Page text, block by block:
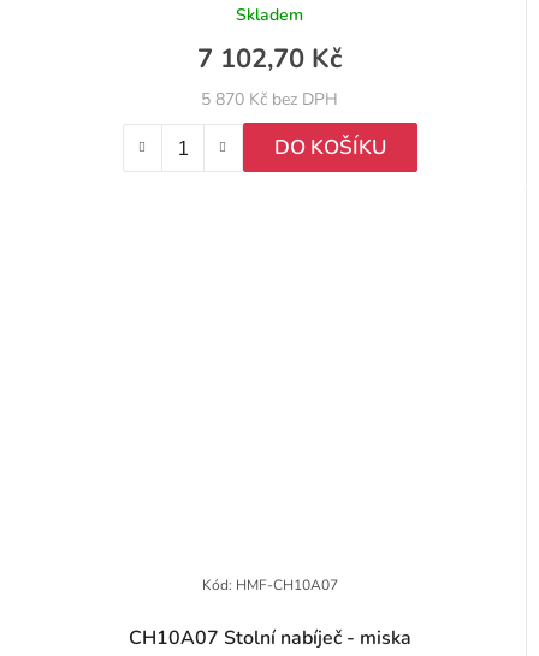
Skladem
5 870 Kč bez DPH
7 102,70 Kč
DO KOŠÍKU
CH10A07 Stolní nabíječ - miska
Kód: HMF-CH10A07